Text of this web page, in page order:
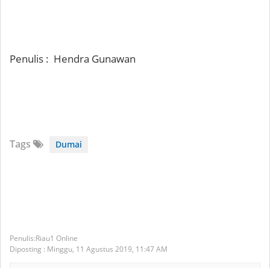
Penulis : Hendra Gunawan
Tags Dumai
Riau1 Online
Diposting : Minggu, 11 Agustus 2019, 11:47 AM